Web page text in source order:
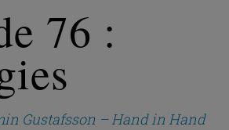
76 :
Gustafsson – Hand in Hand